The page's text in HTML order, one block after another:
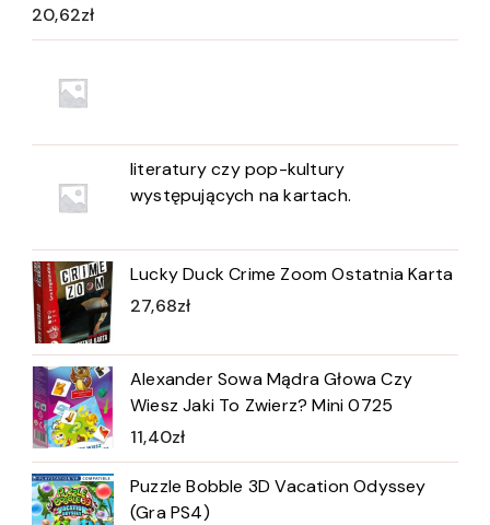
20,62zł
literatury czy pop-kultury
występujących na kartach.
Lucky Duck Crime Zoom Ostatnia Karta
27,68zł
Alexander Sowa Mądra Głowa Czy
Wiesz Jaki To Zwierz? Mini 0725
11,40zł
Puzzle Bobble 3D Vacation Odyssey
(Gra PS4)